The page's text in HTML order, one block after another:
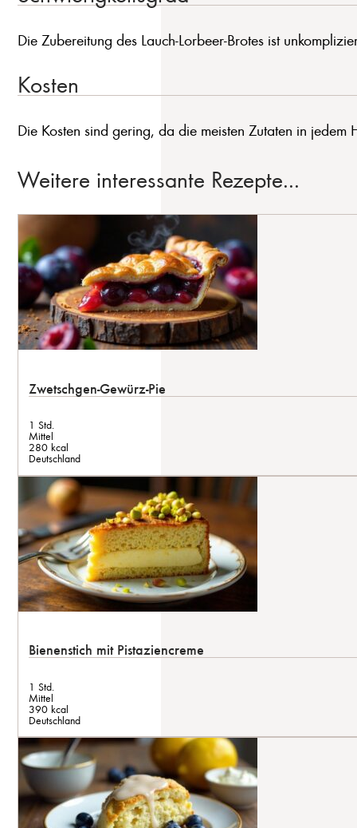
Die Zubereitung des Lauch-Lorbeer-Brotes ist
Kosten
Die Kosten sind gering, da die meisten Zutaten in
Weitere interessante Rezepte...
Zwetschgen-Gewürz-Pie
1 Std.
Mittel
280 kcal
Deutschland
Bienenstich mit Pistaziencreme
1 Std.
Mittel
390 kcal
Deutschland